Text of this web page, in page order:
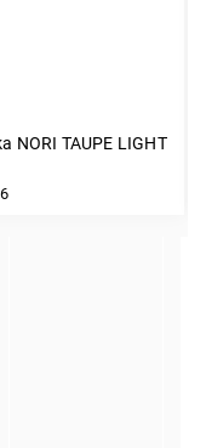
NORI TAUPE LIGHT